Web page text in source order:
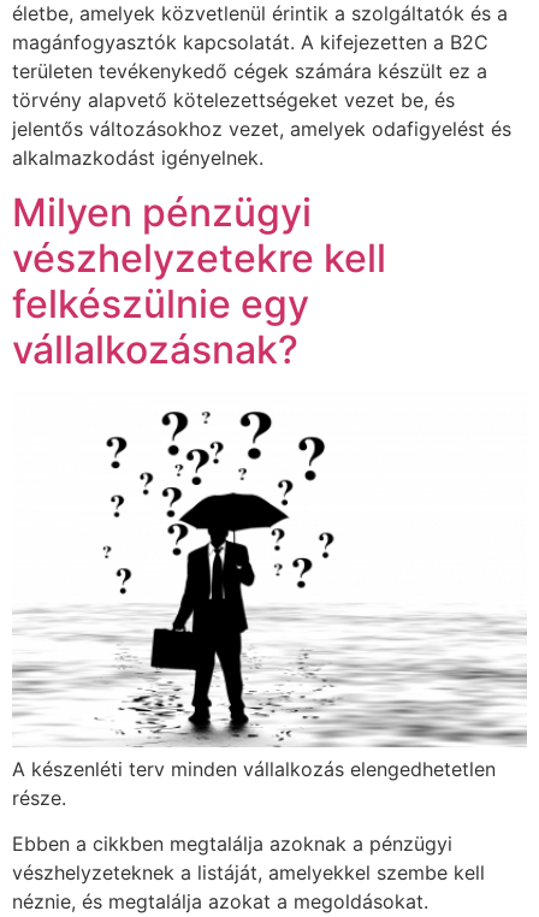
életbe, amelyek közvetlenül érintik a szolgáltatók és a
magánfogyasztók kapcsolatát. A kifejezetten a B2C
területen tevékenykedő cégek számára készült ez a
törvény alapvető kötelezettségeket vezet be, és
jelentős változásokhoz vezet, amelyek odafigyelést és
alkalmazkodást igényelnek.
Milyen pénzügyi
vészhelyzetekre kell
felkészülnie egy
vállalkozásnak?
A készenléti terv minden vállalkozás elengedhetetlen
része.
Ebben a cikkben megtalálja azoknak a pénzügyi
vészhelyzeteknek a listáját, amelyekkel szembe kell
néznie, és megtalálja azokat a megoldásokat.